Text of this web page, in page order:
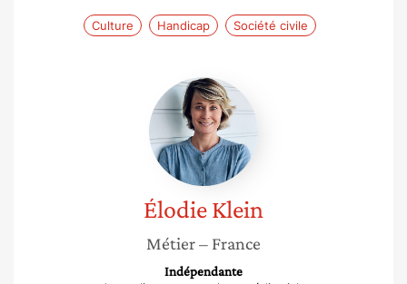
Culture Handicap Société civile
Élodie
Klein
ÉlodieKlein
Métier– France
Indépendante